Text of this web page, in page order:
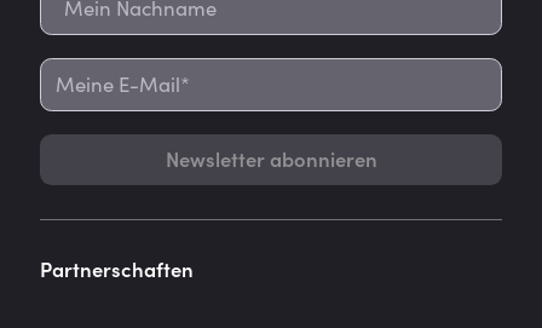
Newsletter abonnieren
Partnerschaften